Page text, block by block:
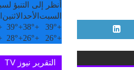
أنظر إلى التنبؤ
السبت الأحد الاثنين
+
39°
+
38°
+
39°
+
26°
+
26°
+
28°
التقرير نيوز TV